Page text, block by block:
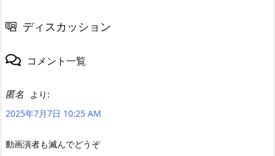
ディスカッション
コメント一覧
匿名 より:
2025年7月7日 10:25 AM
動画演者も滅んでどうぞ